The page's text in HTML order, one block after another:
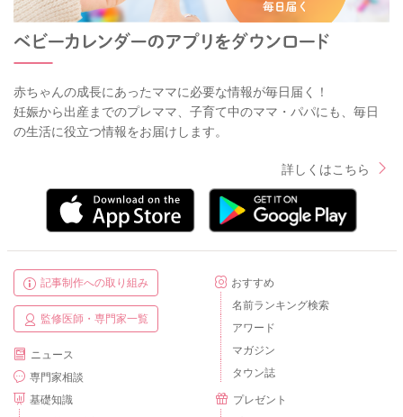
赤ちゃんの成長にあったママに必要な情報が毎日届く！
妊娠から出産までのプレママ、子育て中のママ・パパにも、毎日
の生活に役立つ情報をお届けします。
詳しくはこちら
記事制作への取り組み
監修医師・専門家一覧
ニュース
専門家相談
基礎知識
おすすめ
名前ランキング検索
アワード
マガジン
タウン誌
プレゼント